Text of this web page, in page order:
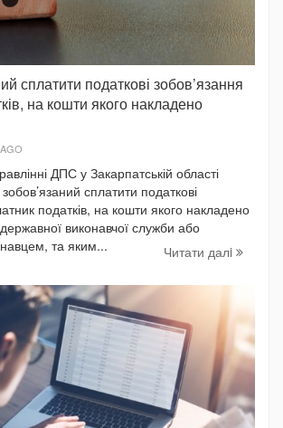
сплатити податкові зобов’язання
на кошти якого накладено
ДПС у Закарпатській області
сплатити податкові
податків, на кошти якого накладено
виконавчої служби або
та яким...
Читати далi